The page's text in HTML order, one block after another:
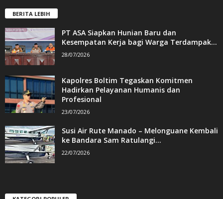
BERITA LEBIH
PT ASA Siapkan Hunian Baru dan
Kesempatan Kerja bagi Warga Terdampak...
28/07/2026
Kapolres Boltim Tegaskan Komitmen
Hadirkan Pelayanan Humanis dan
Profesional
23/07/2026
Susi Air Rute Manado – Melonguane Kembali
ke Bandara Sam Ratulangi...
22/07/2026